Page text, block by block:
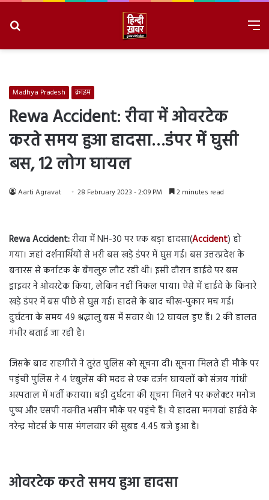
Madhya Pradesh क्राइम
Rewa Accident: रीवा में ओवरटेक
करते समय हुआ हादसा…डंपर में घुसी
बस, 12 लोग घायल
Aarti Agravat 28 February 2023 - 2:09 PM 2 minutes read
Rewa Accident:रीवा में NH-30 पर एक बड़ा हादसा(Accident) हो
गया। जहां दर्शनार्थियों से भरी बस खड़े डंपर में घुस गई। बस उत्तरप्रदेश के
बनारस से कर्नाटक के बेंगलुरु लौट रही थी। इसी दौरान हाईवे पर बस
ड्राइवर ने ओवरटेक किया, लेकिन नहीं निकल पाया। ऐसे में हाईवे के किनारे
खड़े डंपर में बस पीछे से घुस गई। हादसे के बाद चीख-पुकार मच गई।
दुर्घटना के समय 49 श्रद्धालु बस में सवार थे। 12 घायल हुए हैं। 2 की हालत
गंभीर बताई जा रही है।
जिसके बाद राहगीरों ने तुरंत पुलिस को सूचना दी। सूचना मिलते ही मौके पर
पहुंची पुलिस ने 4 एंबुलेंस की मदद से एक दर्जन घायलों को संजय गांधी
अस्पताल में भर्ती कराया। बड़ी दुर्घटना की सूचना मिलने पर कलेक्टर मनोज
पुष्प और एसपी नवनीत भसीन मौके पर पहुंचे हैं। ये हादसा मनगवां ​हाईवे के
नरेन्द्र मोटर्स के पास मंगलवार की सुबह 4.45 बजे हुआ है।
ओवरटेक करते समय हुआ हादसा